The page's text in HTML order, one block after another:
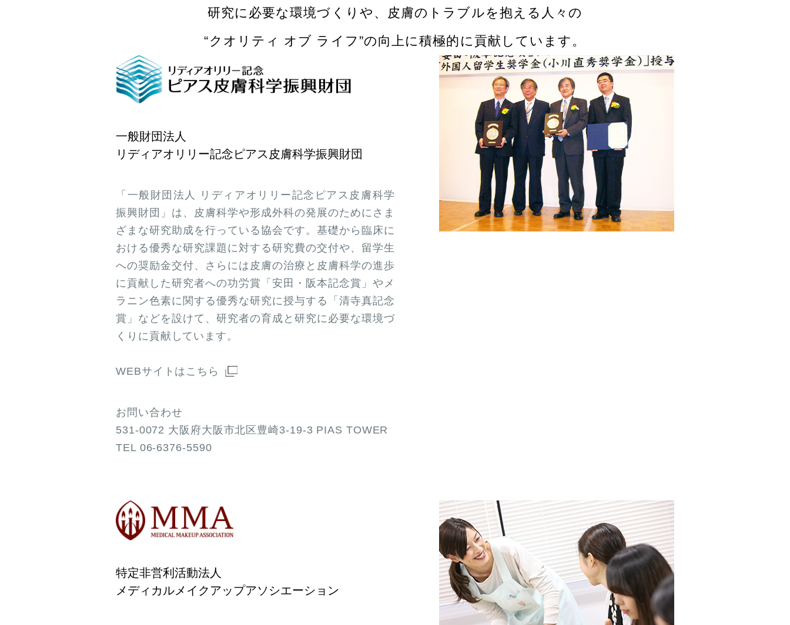
研究に必要な環境づくりや、 皮膚のトラブルを抱える人々の
“クオリティ オブ ライフ”の向上に積極的に貢献しています。
一般財団法人
リディアオリリー記念ピアス皮膚科学振興財団
「一般財団法人 リディアオリリー記念ピアス皮膚科学
振興財団」は、皮膚科学や形成外科の発展のためにさま
ざまな研究助成を行っている協会です。基礎から臨床に
おける優秀な研究課題に対する研究費の交付や、留学生
への奨励金交付、さらには皮膚の治療と皮膚科学の進歩
に貢献した研究者への功労賞「安田・阪本記念賞」やメ
ラニン色素に関する優秀な研究に授与する「清寺真記念
賞」などを設けて、研究者の育成と研究に必要な環境づ
くりに貢献しています。
WEBサイトはこちら
お問い合わせ
531-0072 大阪府大阪市北区豊崎3-19-3 PIAS TOWER
TEL 06-6376-5590
特定非営利活動法人
メディカルメイクアップアソシエーション